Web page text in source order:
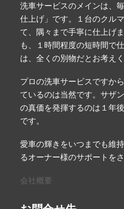
洗車サービスのメインは、
仕上げ」です。１台のクル
て、隅々まで手寧に仕上げ
も、１時間程度の短時間で
は、全くの別物だとお考えく
プロの洗車サービスですか
ているのは当然です。サザ
の真価を発揮するのは１年
です。
愛車の輝きをいつまでも維
るオーナー様のサポートを
会社概要